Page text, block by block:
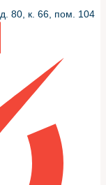
80, к. 66, пом. 104